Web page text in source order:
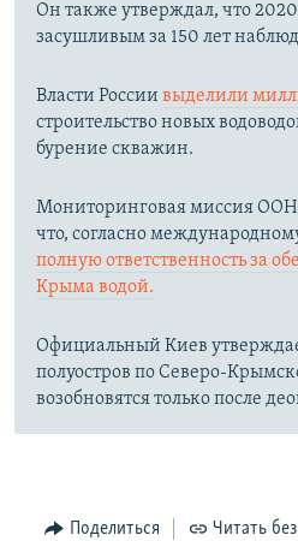
Он также утверждал, что
засушливым за 150 лет
Власти России выделили
строительство новых
бурение скважин.
Мониторинговая миссия ООН
что, согласно
полную ответственность за
Крыма водой.
Официальный Киев
полуостров по Северо-
возобновятся только после
Поделиться Читать